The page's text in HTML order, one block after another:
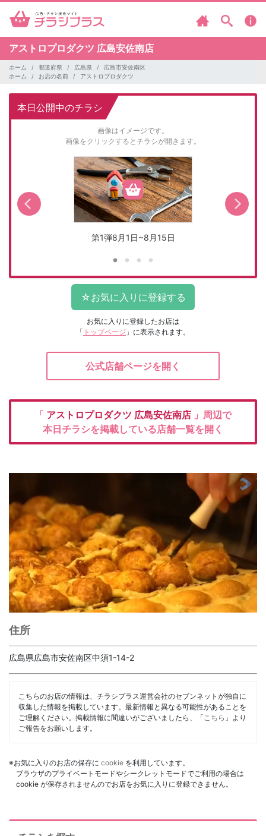
アストロプロダクツ 広島安佐南店
ホーム 都道府県 広島県
広島市安佐南区
ホーム
お店の名前 アストロプロダクツ
本日公開中のチラシ
画像はイメージです。
画像をクリックするとチラシが開きます。
第1弾8月1日~8月15日
お気に入りに登録したお店は
「 トップページ 」に表示されます。
公式店舗ページを開く
「 アストロプロダクツ 広島安佐南店 」周辺で
本日チラシを掲載している店舗一覧を開く
住所
広島県広島市安佐南区中須1-14-2
こちらのお店の情報は、チラシプラス運営会社のセブンネットが独自に
収集した情報を掲載しています。最新情報と異なる可能性があることを
ご理解ください。掲載情報に間違いがございましたら、「 こちら 」より
ご報告をお願いします。
※お気に入りのお店の保存に cookie を利用しています。
ブラウザのプライベートモードやシークレットモードでご利用の場合は
cookie が保存されませんのでお店をお気に入りに登録できません。